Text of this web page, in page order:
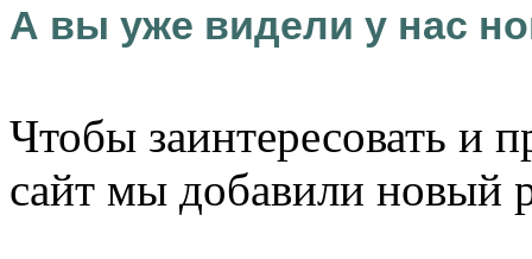
А вы уже видели у нас
Чтобы заинтересовать и
сайт мы добавили новый